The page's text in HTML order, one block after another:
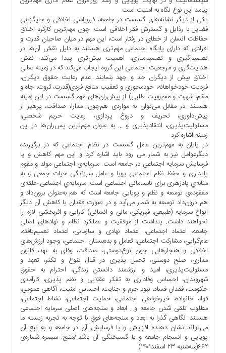
پیامد این نوع نگاه به امنیت است.
یکی از دیگر نشانه‌های گسست در جامعه، فروپاشی اخلاقی و جایگزینی
فضایل با رذایل و گسترش فقر اخلاقی است. چون مهم‌ترین کارکرد اخلاق
حفاظت انسان از خطای در رفتار است، این مهم در میان صاحبان قدرت و
افرادی که دارای پایگاه اجتماعی مهم‌تری هستند به دلیل نقش آن‌ها در
تصمیم‌گیری و تصمیم‌سازی، اهمیت بیش‌تری پیدا می‌کند. نقش
هدایت‌گری و مرجعیت اجتماعی این گروه ایجاب می‌کند که در زمینه تعالی
اخلاق بیش از دیگران جد و جهد بنمایند. عدم رعایت حقوق دیگران،
فردیت خودخواهانه، خودمحوری و تعقیب منافع فردی(قدرت، ثروت، جاه و
مقام، شهرت و محبوبیت طلبی) از پیش‌ران‌های مهم گسست در این زمینه
هستند. در مقابل می‌توان به مواردی هم‌چون: مدارا، صداقت، پرهیز از
پیش‌داوری، تحریف و دروغ‌ پردازی، رعایت حریم شخصی،
مسئولیت‌پذیری، انتقادپذیری و … به عنوان مهم‌ترین پس‌ران‌ها در این
زمینه اشاره کرد.
در پایان به مهم‌ترین عامل گسست در نظام اجتماعی که در برگیرنده
دیگرعوامل نیز به شمار می رود باید اشاره کرد و این مهم کاهش و یا
فرسایش سرمایه اجتماعی در جامعه است. سرمایه‌ی اجتماعی مولد و مقوم
پایداری و حفظ نظم اجتماعی پویا و عامل سرزندگی حیات جمعی و به
مثابه‌ي پادزهری برای نابسامانی اجتماعی است. سرمایه‌ي اجتماعی حلقه‌ی
مفقوده‌ی توسعه و نظم و پویایی جامعه است که هم به‌عنوان برون‌داد و
هم درون‌داد توسعه به شمار می‌آید و در صورت فقدان یا کاهش آن دیگر
انواع سرمایه (طبیعی، فیزیکی، مالی و انسانی) کارایی و اثربخشی لازم را
نخواهند داشت. پنداشت از موفقیت و عملکرد نظام و نهادهای اصلی
جامعه، اعتماد اجتماعی، اعتماد نهادی و سازمانی، اعتماد تعمیم‌یافته،
عام‌گرایی، مشارکت اجتماعی، تعامل و بده‌بستان اجتماعی، وجود ارزش‌های
اخلاقی و هنجارهایی چون نوع‌دوستی، صداقت، وفای به عهد، قانون
مداری، صلح دوستی، تحمل پذیری در قبال تنوع و تکثر، تعهد و
مسئولیت‌پذیری، امید و ارزشمند دانستن زندگی، احترام به حقوق
شهروندان، احساس وفاداری به تفکر عقلایی و نظم پذیری، کارآمدی
حکومت، فقدان فساد، نبود جرم و جنایت، احساس امنیت، آگاهی عمومی،
قوام خانواده، خیرخواهی اجتماعی، حمایت اجتماعی، نشاط اجتماعی،
مطلوب تلقی شدن جامعه و… ابعاد و سنجه‌های اصلی سرمایه اجتماعی
هستند. نگاهی گذرا به ابعاد و سنجه‌های فوق با توجه به تجربه زیسته ما
می‌تواند نشان دهنده افزایش و یا فرسایش آن در جامعه و به تبع آن
پویایی و انسجام جامعه و یا گسیختگی آن باشد./منبع: سیمره‌ شماره‌ی
۶۶۲(سه‌شنبه ۲۳ اسفند۱۴۰۱)